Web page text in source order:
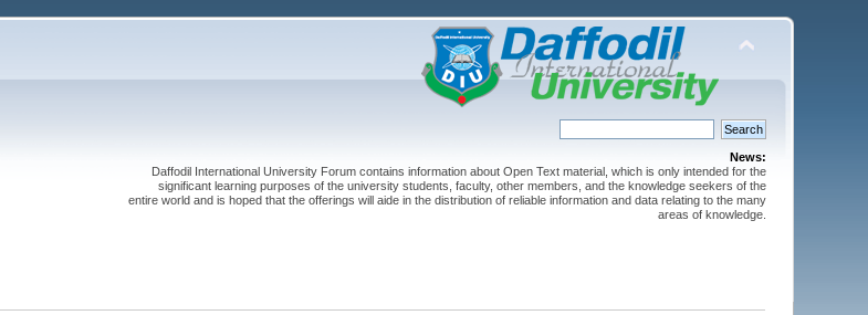
News:
Daffodil International University Forum contains information about Open Text material, which is only intended for the
significant learning purposes of the university students, faculty, other members, and the knowledge seekers of the
entire world and is hoped that the offerings will aide in the distribution of reliable information and data relating to the many
areas of knowledge.